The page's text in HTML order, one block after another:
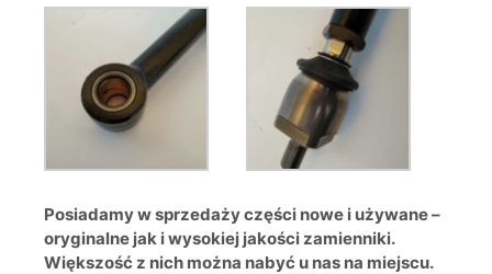
Posiadamy w sprzedaży części nowe i używane –
oryginalne jak i wysokiej jakości zamienniki.
Większość z nich można nabyć u nas na miejscu.